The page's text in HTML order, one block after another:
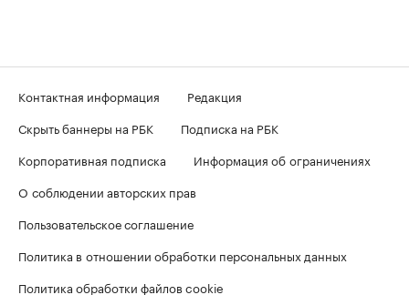
Контактная информация
Редакция
Скрыть баннеры на РБК
Подписка на РБК
Корпоративная подписка
Информация об ограничениях
О соблюдении авторских прав
Пользовательское соглашение
Политика в отношении обработки персональных данных
Политика обработки файлов cookie